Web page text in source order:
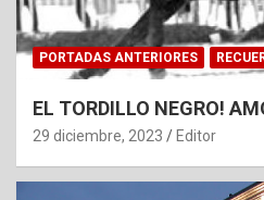
PORTADAS ANTERIORES
EL TORDILLO NEGRO!
29 diciembre, 2023 Editor